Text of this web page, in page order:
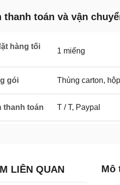
thanh toán và vận
hàng tối
1 miếng
gói Thùng carton,
thanh toán T / T, Paypal
LIÊN QUAN Mô